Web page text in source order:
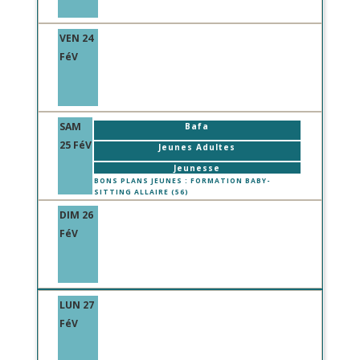
VEN 24
FéV
SAM
25 FéV
Bafa
Jeunes Adultes
Jeunesse
BONS PLANS JEUNES : FORMATION BABY-
SITTING ALLAIRE (56)
DIM 26
FéV
LUN 27
FéV